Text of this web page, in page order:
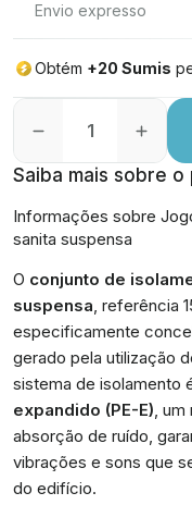
Envio expresso
Obtém +20 Sumis
Saiba mais sobre
Informações sobre
sanita suspensa
O conjunto de
suspensa, referência
especificamente
gerado pela utilização
sistema de isolamento
expandido (PE-E), um
absorção de ruído,
vibrações e sons que
do edifício.